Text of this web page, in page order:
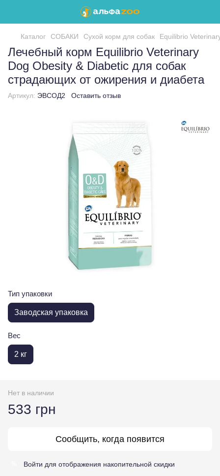
Каталог СОБАКИ Сухой корм для собак Equilibrio
Лечебный корм Equilibrio Veterinary
Dog Obesity & Diabetic для собак
страдающих от ожирения и диабета
Артикул: ЭВСОД2 Оставить отзыв
Тип упаковки
Заводская упаковка
Вес
2 кг
Нет в наличии
533 грн
Сообщить, когда появится
Войти для отображения накопительной скидки